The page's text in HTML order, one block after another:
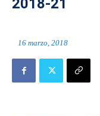
2018-21
16 marzo, 2018